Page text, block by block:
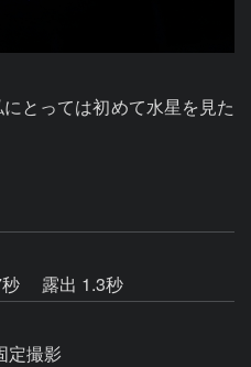
とっては初めて水星を見た
露出 1.3秒
定撮影